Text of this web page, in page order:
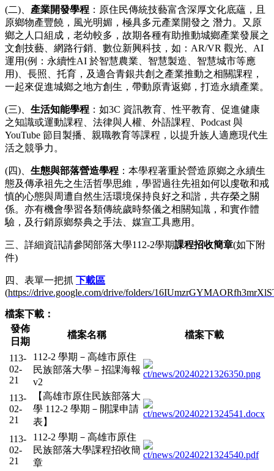
(二)、 產業開發學程 ：原住民傳統技藝富含深厚文化底蘊，且
原鄉物產豐饒，風光明媚，極具多元產業開發之 潛力。又原
鄉之人口組成，老幼較多，故期各種有助推動城鄉產業發展之
文創技藝、網路行銷、數位新興科技，如：AR/VR 觀光、AI
運用(例：永續性AI 於智慧農業、智慧製造、智慧城市等應
用)、長照、托育，及適合青銀共創之產業推動之相關課程，
一起來促進城鄉之地方創生，帶動原青返鄉，打造永續產業。
​(三)、 生活知能學程 ：如3C 資訊教育、性平教育、促進健康
之知識或運動課程、法律與人權、外語課程、Podcast 與
YouTube 節目製播、親職教育等課程，以提升族人適應現代生
活之競爭力。
(四)、 生態與部落營造學程 ：本學程著重於營造原鄉之永續生
態及傳承祖先之生活哲學思維，學習過往先祖如何以虔敬和戒
慎的心態與周遭自然生活環境保持良好之和諧，共存榮之關
係。亦有機會學習各類傳統歲時祭儀之相關知識，和實作體
驗，及行銷原鄉祭典之手法、媒宣工具應用。
三、詳細資訊請參閱部落大學112-2學期課程招收簡章(如下附
件)
四、表單一把抓 下載區
(https://drive.google.com/drive/folders/
檔案下載：
發佈
日期
檔案名稱 檔案下載
113-
02-
21
112-2 學期－高雄市原住
民族部落大學－招課海報
v2
113-
02-
21
【高雄市原住民族部落大
學 112-2 學期－開課申請
表】
113-
02-
21
112-2 學期－高雄市原住
民族部落大學課程招收簡
章